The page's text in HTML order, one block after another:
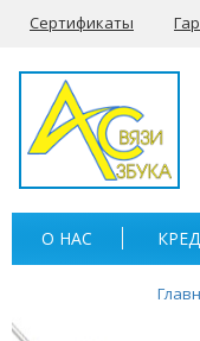
Сертификаты
О НАС